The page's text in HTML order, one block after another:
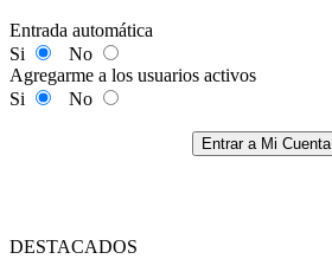
Entrada automática
Si
No
Agregarme a los usuarios activos
Si
No
Entrar a Mi Cuenta
DESTACADOS